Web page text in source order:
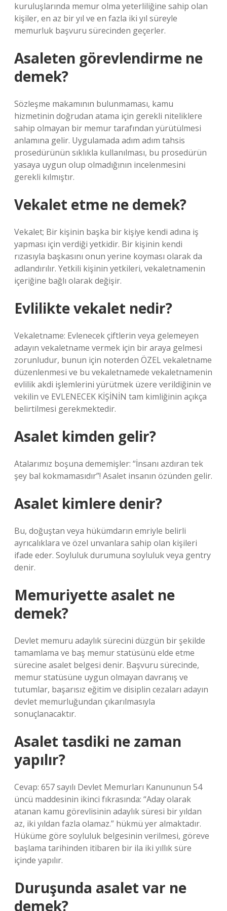
kuruluşlarında memur olma yeterliliğine sahip olan
kişiler, en az bir yıl ve en fazla iki yıl süreyle
memurluk başvuru sürecinden geçerler.
Asaleten görevlendirme ne
demek?
Sözleşme makamının bulunmaması, kamu
hizmetinin doğrudan atama için gerekli niteliklere
sahip olmayan bir memur tarafından yürütülmesi
anlamına gelir. Uygulamada adım adım tahsis
prosedürünün sıklıkla kullanılması, bu prosedürün
yasaya uygun olup olmadığının incelenmesini
gerekli kılmıştır.
Vekalet etme ne demek?
Vekalet; Bir kişinin başka bir kişiye kendi adına iş
yapması için verdiği yetkidir. Bir kişinin kendi
rızasıyla başkasını onun yerine koyması olarak da
adlandırılır. Yetkili kişinin yetkileri, vekaletnamenin
içeriğine bağlı olarak değişir.
Evlilikte vekalet nedir?
Vekaletname: Evlenecek çiftlerin veya gelemeyen
adayın vekaletname vermek için bir araya gelmesi
zorunludur, bunun için noterden ÖZEL vekaletname
düzenlenmesi ve bu vekaletnamede vekaletnamenin
evlilik akdi işlemlerini yürütmek üzere verildiğinin ve
vekilin ve EVLENECEK KİŞİNİN tam kimliğinin açıkça
belirtilmesi gerekmektedir.
Asalet kimden gelir?
Atalarımız boşuna dememişler: “İnsanı azdıran tek
şey bal kokmamasıdır”! Asalet insanın özünden gelir.
Asalet kimlere denir?
Bu, doğuştan veya hükümdarın emriyle belirli
ayrıcalıklara ve özel unvanlara sahip olan kişileri
ifade eder. Soyluluk durumuna soyluluk veya gentry
denir.
Memuriyette asalet ne
demek?
Devlet memuru adaylık sürecini düzgün bir şekilde
tamamlama ve baş memur statüsünü elde etme
sürecine asalet belgesi denir. Başvuru sürecinde,
memur statüsüne uygun olmayan davranış ve
tutumlar, başarısız eğitim ve disiplin cezaları adayın
devlet memurluğundan çıkarılmasıyla
sonuçlanacaktır.
Asalet tasdiki ne zaman
yapılır?
Cevap: 657 sayılı Devlet Memurları Kanununun 54
üncü maddesinin ikinci fıkrasında: “Aday olarak
atanan kamu görevlisinin adaylık süresi bir yıldan
az, iki yıldan fazla olamaz.” hükmü yer almaktadır.
Hüküme göre soyluluk belgesinin verilmesi, göreve
başlama tarihinden itibaren bir ila iki yıllık süre
içinde yapılır.
Duruşunda asalet var ne
demek?